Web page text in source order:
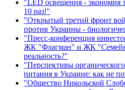
"LED освещения - экономия
10 раз!"
"Открытый третий фронт
против Украины -
"Пресс-конференция
ЖК "Флагман" и ЖК
реальность?"
"Перспективы
питания в Украине: как не
"Общество Никольской